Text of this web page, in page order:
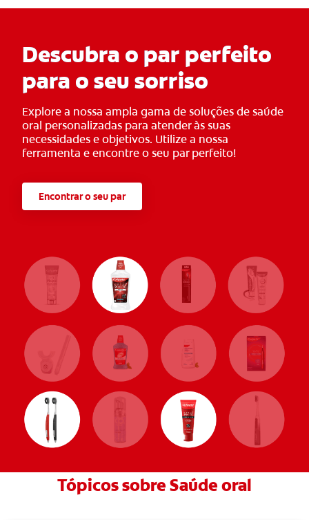
Descubra o par perfeito
para o seu sorriso
Explore a nossa ampla gama de soluções de saúde
oral personalizadas para atender às suas
necessidades e objetivos. Utilize a nossa
ferramenta e encontre o seu par perfeito!
Encontrar o seu par
Tópicos sobre Saúde oral